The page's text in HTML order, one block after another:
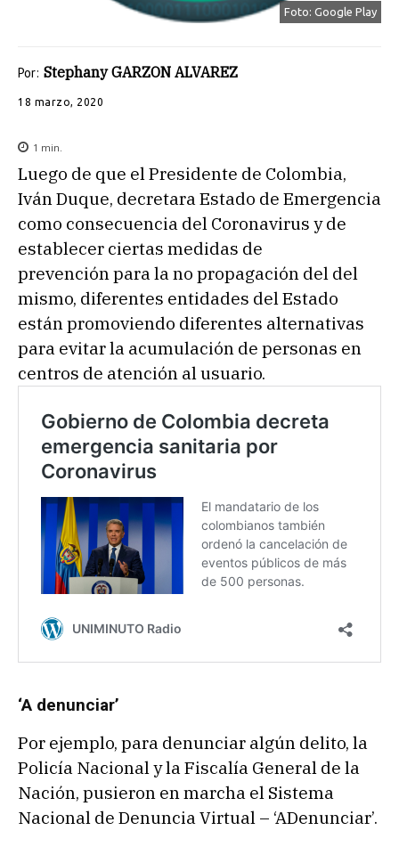
Foto: Google Play
Por: Stephany GARZON ALVAREZ
18 marzo, 2020
1 min.
Luego de que el Presidente de Colombia,
Iván Duque, decretara Estado de Emergencia
como consecuencia del Coronavirus y de
establecer ciertas medidas de
prevención para la no propagación del del
mismo, diferentes entidades del Estado
están promoviendo diferentes alternativas
para evitar la acumulación de personas en
centros de atención al usuario.
‘A denunciar’
Por ejemplo, para denunciar algún delito, la
Policía Nacional y la Fiscalía General de la
Nación, pusieron en marcha el Sistema
Nacional de Denuncia Virtual – ‘ADenunciar’.